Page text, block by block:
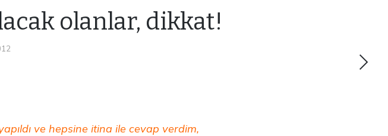
olanlar, dikkat!
ve hepsine itina ile cevap verdim,